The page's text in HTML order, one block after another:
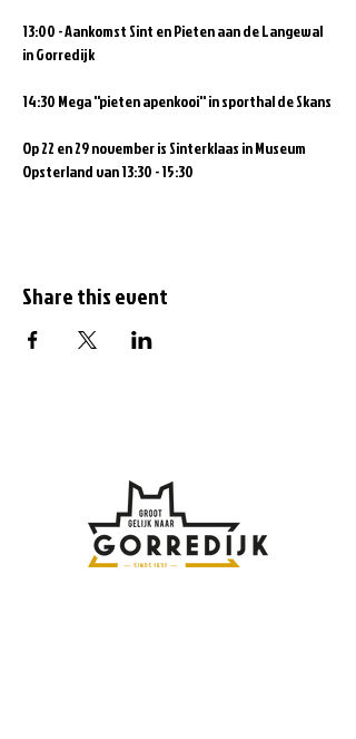
13:00 - Aankomst Sint en Pieten aan de Langewal
in Gorredijk
14:30 Mega ''pieten apenkooi'' in sporthal de Skans
Op 22 en 29 november is Sinterklaas in Museum
Opsterland van 13:30 - 15:30
Share this event